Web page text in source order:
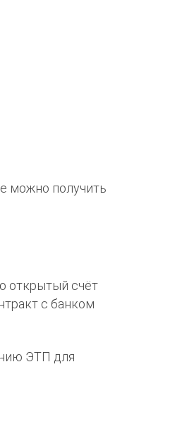
можно получить
открытый счёт
с банком
ЭТП для